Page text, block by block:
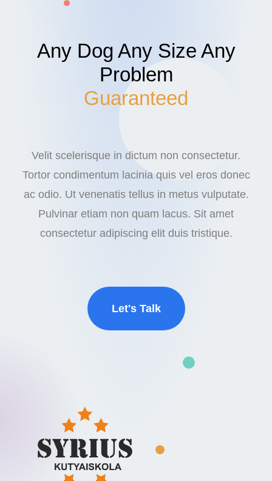
Any Dog Any Size Any
Problem
Guaranteed
Velit scelerisque in dictum non consectetur.
Tortor condimentum lacinia quis vel eros donec
ac odio. Ut venenatis tellus in metus vulputate.
Pulvinar etiam non quam lacus. Sit amet
consectetur adipiscing elit duis tristique.
Let's Talk